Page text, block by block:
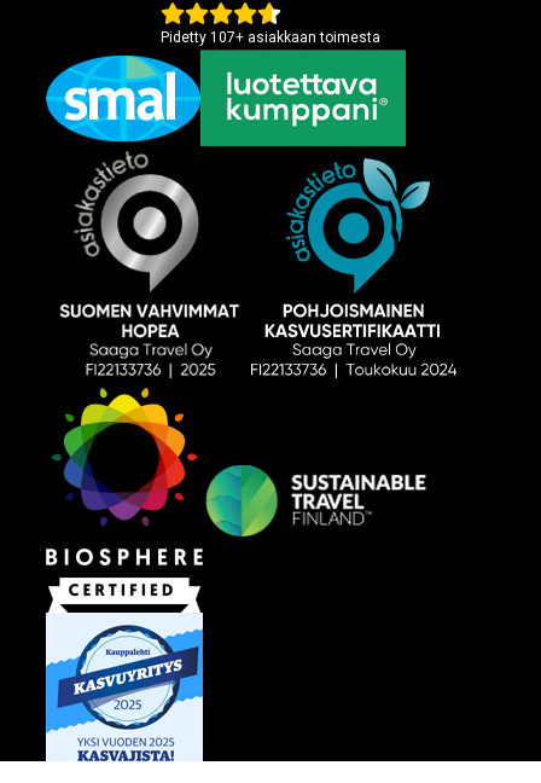
Pidetty 107+ asiakkaan toimesta